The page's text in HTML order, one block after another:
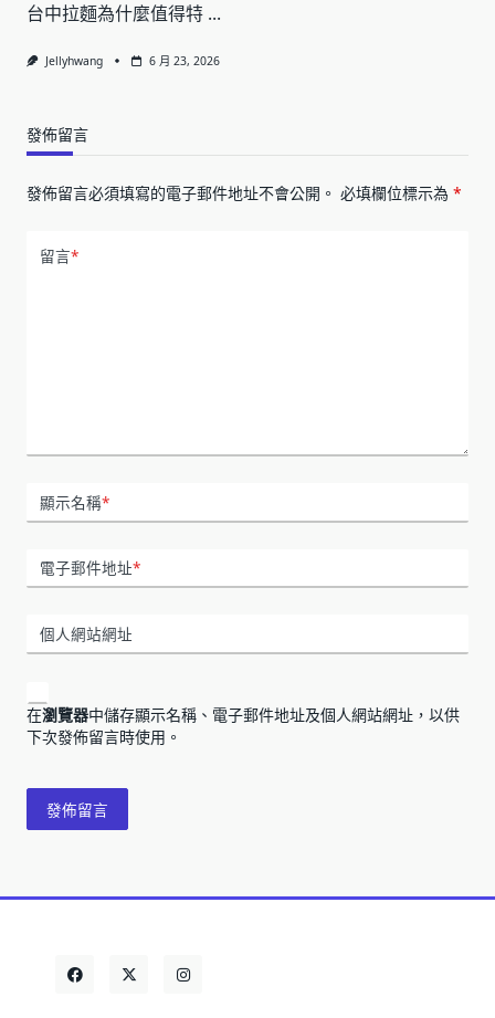
台中拉麵為什麼值得特 ...
Jellyhwang 6 月 23, 2026
發佈留言
發佈留言必須填寫的電子郵件地址不會公開。 必填欄位標示為 *
留言*
顯示名稱*
電子郵件地址*
個人網站網址
在瀏覽器中儲存顯示名稱、電子郵件地址及個人網站網址，以供
下次發佈留言時使用。